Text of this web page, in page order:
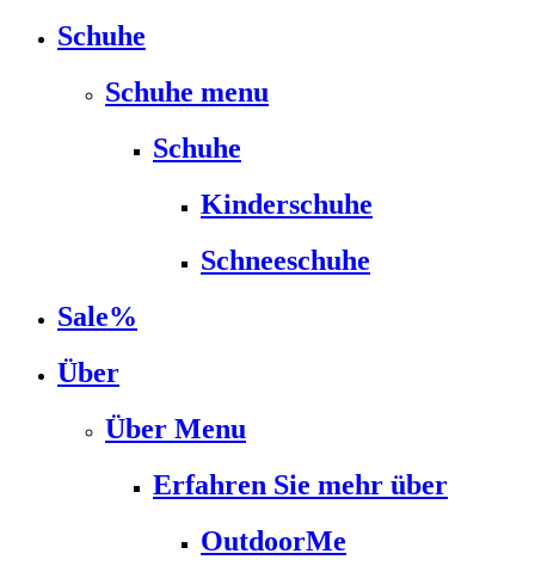
Schuhe
Schuhe menu
Schuhe
Kinderschuhe
Schneeschuhe
Sale%
Über
Über Menu
Erfahren Sie mehr über
OutdoorMe